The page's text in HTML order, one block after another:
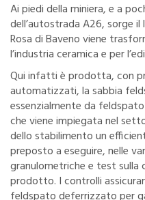
Ai piedi della miniera, e a
dell’autostrada A26, sorge
Rosa di Baveno viene
l’industria ceramica e per
Qui infatti è prodotta, con
automatizzati, la sabbia
essenzialmente da
che viene impiegata nel
dello stabilimento un
preposto a eseguire, nelle
granulometriche e test sulla
prodotto. I controlli